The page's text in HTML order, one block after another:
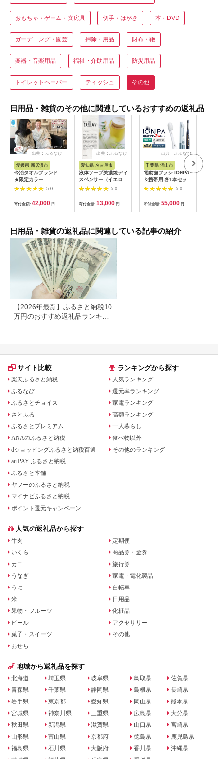
おもちゃ・ゲーム・文房具 切手・はがき 本・DVD
ガーデニング・園芸 掃除・用品 財布・鞄
楽器・音楽用品 福祉・介助用品 防災用品
トイレットペーパー ティッシュ その他
日用品・雑貨のその他に関連しているおすすめの返礼品
出典：ふるなび
愛媛県 新居浜市
今治タオルブランド
★限定カラー
★【Hello!NEW バス
ローブ】「祈」シリー
ズ サイズ（M）
5.0
寄付金額: 42,000 円
出典：ふるなび
愛知県 名古屋市
液体ソープ美濃焼ディ
スペンサー（イエロ
ー）
5.0
寄付金額: 13,000 円
出典：ふるなび
千葉県 流山市
電動歯ブラシ IONPA
＆携帯用 各1本セット
| 歯ブラシ
5.0
寄付金額: 55,000 円
日用品・雑貨の返礼品に関連している記事の紹介
【2026年最新】ふるさと納税10
万円のおすすめ返礼品ランキン
サイト比較
楽天ふるさと納税
ふるなび
ふるさとチョイス
さとふる
ふるさとプレミアム
ANAのふるさと納税
dショッピングふるさと納税百選
au PAY ふるさと納税
ふるさと本舗
ヤフーのふるさと納税
マイナビふるさと納税
ポイント還元キャンペーン
ランキングから探す
人気ランキング
還元率ランキング
家電ランキング
高額ランキング
一人暮らし
食べ物以外
その他のランキング
人気の返礼品から探す
牛肉
いくら
カニ
うなぎ
うに
米
果物・フルーツ
ビール
菓子・スイーツ
おせち
定期便
商品券・金券
旅行券
家電・電化製品
自転車
日用品
化粧品
アクセサリー
その他
地域から返礼品を探す
北海道
青森県
岩手県
宮城県
秋田県
山形県
福島県
埼玉県
千葉県
東京都
神奈川県
新潟県
富山県
石川県
岐阜県
静岡県
愛知県
三重県
滋賀県
京都府
大阪府
鳥取県
島根県
岡山県
広島県
山口県
徳島県
香川県
佐賀県
長崎県
熊本県
大分県
宮崎県
鹿児島県
沖縄県